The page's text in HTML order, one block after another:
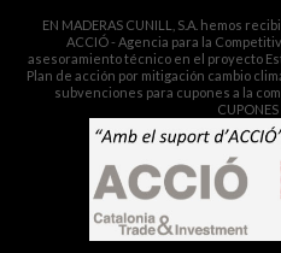
EN MADERAS CUNILL, S.A. hemos
ACCIÓ - Agencia para la
asesoramiento técnico en el proyecto
Plan de acción por mitigación cambio
subvenciones para cupones a la
CUPONES